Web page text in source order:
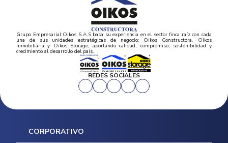
Grupo Empresarial Oikos S.A.S basa su experiencia en el sector finca raíz con cada
una de sus unidades estratégicas de negocio: Oikos Constructora, Oikos
Inmobiliaria y Oikos Storage; aportando calidad, compromiso, sostenibilidad y
crecimiento al desarrollo del país.
REDES SOCIALES
CORPORATIVO